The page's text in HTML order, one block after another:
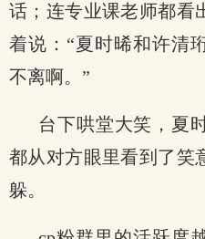
话；连专业课老师都看
着说：“夏时晞和许清
不离啊。”
台下哄堂大笑，夏
都从对方眼里看到了笑
躲。